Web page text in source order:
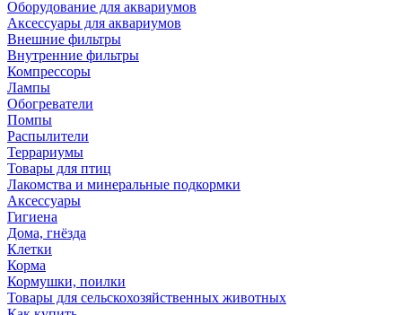
Оборудование для аквариумов
Аксессуары для аквариумов
Внешние фильтры
Внутренние фильтры
Компрессоры
Лампы
Обогреватели
Помпы
Распылители
Террариумы
Товары для птиц
Лакомства и минеральные подкормки
Аксессуары
Гигиена
Дома, гнёзда
Клетки
Корма
Кормушки, поилки
Товары для сельскохозяйственных животных